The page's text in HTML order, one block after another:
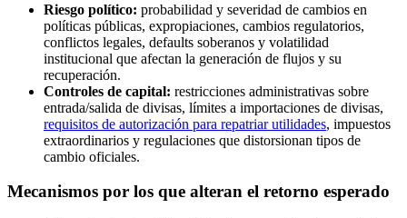
Riesgo político: probabilidad y severidad de cambios en
políticas públicas, expropiaciones, cambios regulatorios,
conflictos legales, defaults soberanos y volatilidad
institucional que afectan la generación de flujos y su
recuperación.
Controles de capital: restricciones administrativas sobre
entrada/salida de divisas, límites a importaciones de divisas,
requisitos de autorización para repatriar utilidades, impuestos
extraordinarios y regulaciones que distorsionan tipos de
cambio oficiales.
Mecanismos por los que alteran el retorno esperado